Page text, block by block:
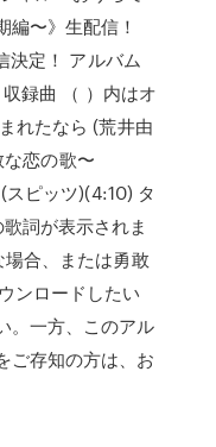
〜》生配信！
決定！ アルバム
録曲 （ ）内はオ
れたなら (荒井由
恋の歌〜
ピッツ)(4:10) タ
詞が表示されま
合、または勇敢
ンロードしたい
。一方、このアル
ご存知の方は、お